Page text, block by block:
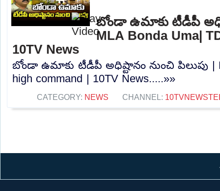
బోండా ఉమాకు టీడీపీ
MLA Bonda Uma|
10TV News
బోండా ఉమాకు టీడీపీ అధిష్టానం నుంచి పిలుపు |
high command | 10TV News.....»»
CATEGORY: NEWS CHANNEL: